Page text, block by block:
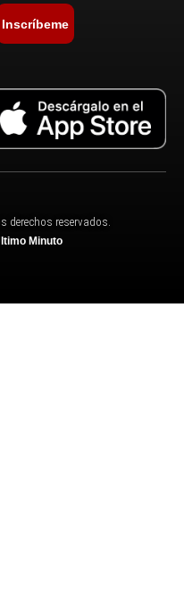
Inscríbeme
derechos reservados.
Minuto